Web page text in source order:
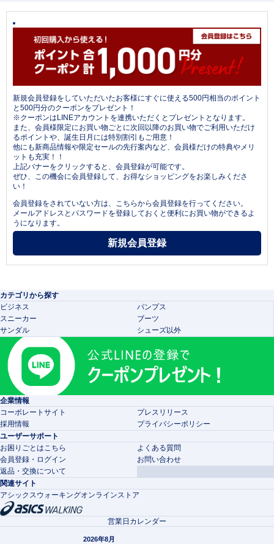
新規会員登録をしていただいたお客様にすぐに使える500円相当のポイント
と500円分のクーポンをプレゼント！
※クーポンはLINEアカウントを連携いただくとプレゼントとなります。
また、会員様限定にお買い物ごとに次回以降のお買い物でご利用いただけ
るポイントや、誕生日月には特別割引もご用意！
他にも新商品情報や限定セールの先行案内など、会員様だけの特典やメリ
ットも充実！！
上記バナーをクリックすると、会員登録が可能です。
ぜひ、この機会に会員登録して、お得なショッピングをお楽しみくださ
い！
会員登録をされていない方は、こちらから会員登録を行ってください。
メールアドレスとパスワードを登録しておくと便利にお買い物ができるよ
うになります。
カテゴリから探す
ビジネス
パンプス
スニーカー
ブーツ
サンダル
シューズ以外
企業情報
コーポレートサイト
プレスリリース
採用情報
プライバシーポリシー
ユーザーサポート
お困りごとはこちら
よくある質問
会員登録・ログイン
お問い合わせ
返品・交換について
関連サイト
アシックスウォーキングオンラインストア
営業日カレンダー
2026年8月